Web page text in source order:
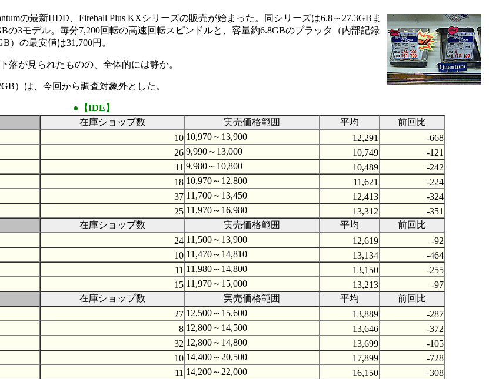
の最新HDD、Fireball Plus KXシリーズの販売が始まった。同シリーズは6.8～27.3GBま
3モデル。毎分7,200回転の高速回転スピンドルと、容量約6.8GBのプラッタ（内部記録
）の最安値は31,700円。
落が見られたものの、全体的には静か。
）は、今回から調査対象外とした。
●【IDE】
在庫ショップ数 実売価格範囲 平均
前回比
10 10,970～13,900 12,291
-668
26 9,990～13,000 10,749
-121
11 9,980～10,800 10,489
-242
18 10,970～12,800 11,621
-224
37 11,700～13,450 12,413
-324
25 11,970～16,980 13,312
-351
在庫ショップ数 実売価格範囲 平均
前回比
24 11,500～13,900 12,619
-92
10 11,470～14,810 13,134
-464
11 11,980～14,800 13,150
-255
15 11,970～15,000 13,213
-97
在庫ショップ数 実売価格範囲 平均
前回比
27 12,500～15,600 13,889
-287
8 12,800～14,500 13,646
-372
32 12,800～14,800 13,699
-105
10 14,400～20,500 17,899
-728
11 14,200～22,000 16,150
+308